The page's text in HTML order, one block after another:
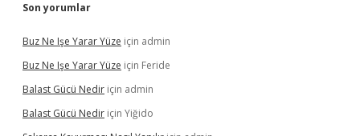
Son yorumlar
Buz Ne Işe Yarar Yüze için admin
Buz Ne Işe Yarar Yüze için Feride
Balast Gücü Nedir için admin
Balast Gücü Nedir için Yiğido